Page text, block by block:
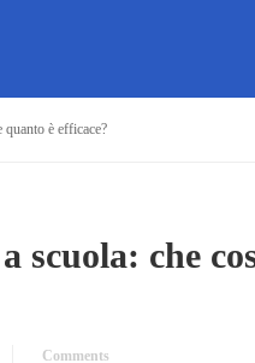
quanto è efficace?
scuola: che
Comments